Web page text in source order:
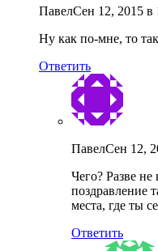
ПавелСен 12, 2015 в
Ну как по-мне, то
Ответить
ПавелСен 12,
Чего? Разве не
поздравление
места, где ты
Ответить